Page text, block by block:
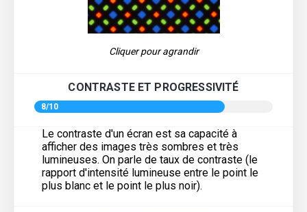
Cliquer pour agrandir
CONTRASTE ET PROGRESSIVITÉ
8/10
Le contraste d'un écran est sa capacité à
afficher des images très sombres et très
lumineuses. On parle de taux de contraste (le
rapport d'intensité lumineuse entre le point le
plus blanc et le point le plus noir).